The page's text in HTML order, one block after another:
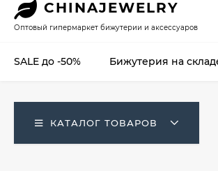
CHINAJEWELRY
Оптовый гипермаркет бижутерии и аксессуаров
SALE до -50% Бижутерия на
КАТАЛОГ ТОВАРОВ